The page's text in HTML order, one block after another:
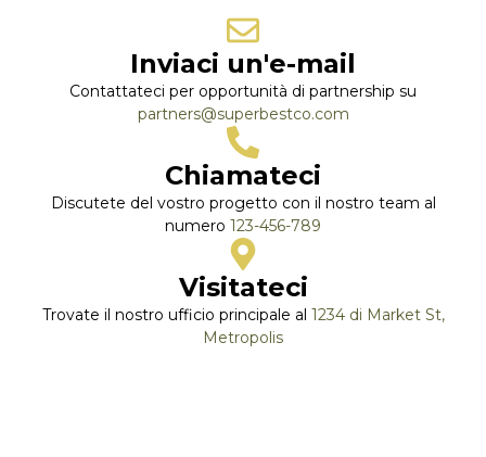
Inviaci un'e-mail
Contattateci per opportunità di partnership su
partners@superbestco.com
Chiamateci
Discutete del vostro progetto con il nostro team al
numero 123-456-789
Visitateci
Trovate il nostro ufficio principale al 1234 di Market St,
Metropolis